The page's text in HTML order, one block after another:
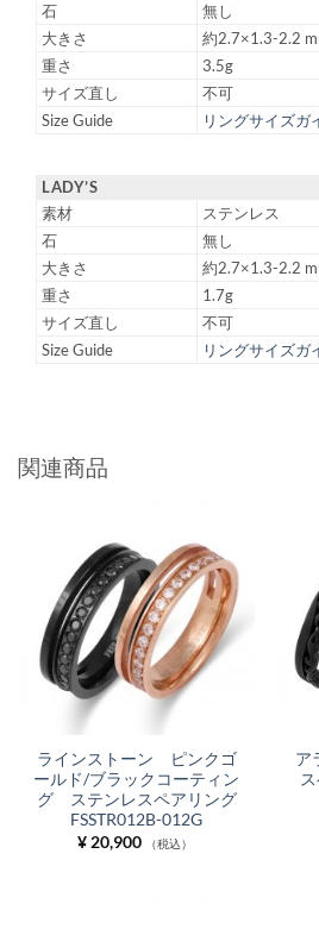
石
無し
大きさ
約2.7×1.3-2.2
重さ
3.5g
サイズ直し
不可
Size Guide
リングサイズガ
LADY’S
素材
ステンレス
石
無し
大きさ
約2.7×1.3-2.2
重さ
1.7g
サイズ直し
不可
Size Guide
リングサイズガ
関連商品
ラインストーン ピンクゴ
ールド/ブラックコーティン
グ ステンレスペアリング
FSSTR012B-012G
¥20,900 （税込）
ア